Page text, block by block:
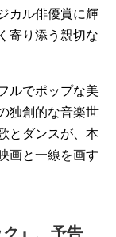
カル俳優賞に輝
寄り添う親切な
ルでポップな美
独創的な音楽世
とダンスが、本
画と一線を画す
ク』、予告